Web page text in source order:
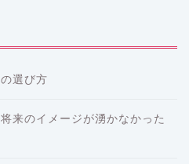
選び方
来のイメージが湧かなかった